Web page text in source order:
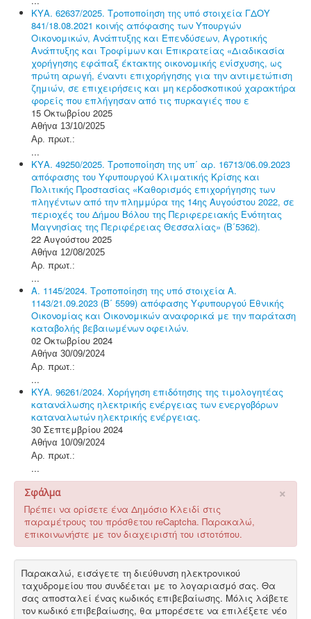
ΚΥΑ. 62637/2025. Τροποποίηση της υπό στοιχεία ΓΔΟΥ
841/18.08.2021 κοινής απόφασης των Υπουργών
Οικονομικών, Ανάπτυξης και Επενδύσεων, Αγροτικής
Ανάπτυξης και Τροφίμων και Επικρατείας «Διαδικασία
χορήγησης εφάπαξ έκτακτης οικονομικής ενίσχυσης, ως
πρώτη αρωγή, έναντι επιχορήγησης για την αντιμετώπιση
ζημιών, σε επιχειρήσεις και μη κερδοσκοπικού χαρακτήρα
φορείς που επλήγησαν από τις πυρκαγιές που ε
15 Οκτωβρίου 2025
Αθήνα 13/10/2025
Αρ. πρωτ.:
...
ΚΥΑ. 49250/2025. Τροποποίηση της υπ΄ αρ. 16713/06.09.2023
απόφασης του Υφυπουργού Κλιματικής Κρίσης και
Πολιτικής Προστασίας «Καθορισμός επιχορήγησης των
πληγέντων από την πλημμύρα της 14ης Αυγούστου 2022, σε
περιοχές του Δήμου Βόλου της Περιφερειακής Ενότητας
Μαγνησίας της Περιφέρειας Θεσσαλίας» (Β΄5362).
22 Αυγούστου 2025
Αθήνα 12/08/2025
Αρ. πρωτ.:
...
Α. 1145/2024. Τροποποίηση της υπό στοιχεία Α.
1143/21.09.2023 (Β΄ 5599) απόφασης Υφυπουργού Εθνικής
Οικονομίας και Οικονομικών αναφορικά με την παράταση
καταβολής βεβαιωμένων οφειλών.
02 Οκτωβρίου 2024
Αθήνα 30/09/2024
Αρ. πρωτ.:
...
ΚΥΑ. 96261/2024. Χορήγηση επιδότησης της τιμολογητέας
κατανάλωσης ηλεκτρικής ενέργειας των ενεργοβόρων
καταναλωτών ηλεκτρικής ενέργειας.
30 Σεπτεμβρίου 2024
Αθήνα 10/09/2024
Αρ. πρωτ.:
...
×
Σφάλμα
Πρέπει να ορίσετε ένα Δημόσιο Κλειδί στις
παραμέτρους του πρόσθετου reCaptcha. Παρακαλώ,
επικοινωνήστε με τον διαχειριστή του ιστοτόπου.
Παρακαλώ, εισάγετε τη διεύθυνση ηλεκτρονικού
ταχυδρομείου που συνδέεται με το λογαριασμό σας. Θα
σας αποσταλεί ένας κωδικός επιβεβαίωσης. Μόλις λάβετε
τον κωδικό επιβεβαίωσης, θα μπορέσετε να επιλέξετε νέο